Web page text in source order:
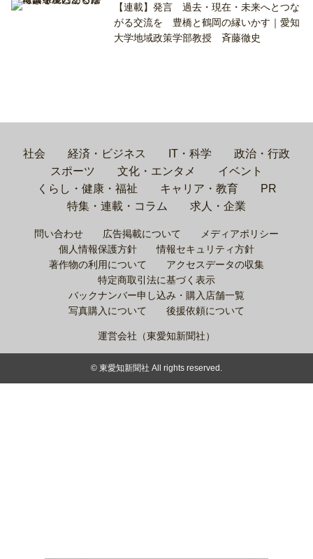
【連載】発言 過去・現在・未来へとつな
がる交流を 豊橋と鶴岡の縁いかす｜愛知
大学地域政策学部教授 斉藤徹史
社会 経済・ビジネス IT・科学
政治・行政
スポーツ
文化・エンタメ
イベント
くらし・健康・福祉
キャリア・教育
PR
特集・連載・コラム
求人・企業
問い合わせ 広告掲載について
メディアポリシー
個人情報保護方針
情報セキュリティ方針
著作物の利用について
アクセスデータの収集
特定商取引法に基づく表示
バックナンバー申し込み・購入店舗一覧
写真購入について
後援依頼について
運営会社（東愛知新聞社）
© 東愛知新聞社 All rights reserved.